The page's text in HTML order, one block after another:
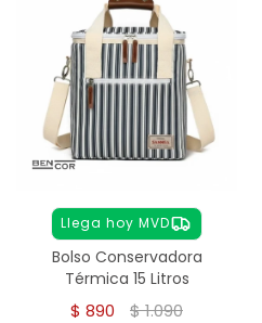
Llega hoy MVD
Bolso Conservadora
Térmica 15 Litros
$ 890 $1.090